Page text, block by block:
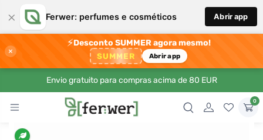
× Ferwer: perfumes e cosméticos Abrir app
×
⚡Desconto SUMMER agora mesmo!
SUMMER Abrir app
Envio gratuito para compras acima de 80 EUR
0